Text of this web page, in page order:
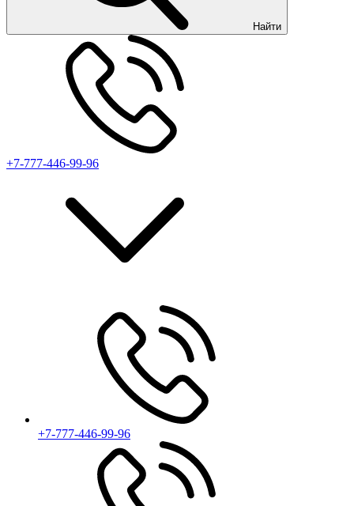
Найти
+7-777-446-99-96
+7-777-446-99-96